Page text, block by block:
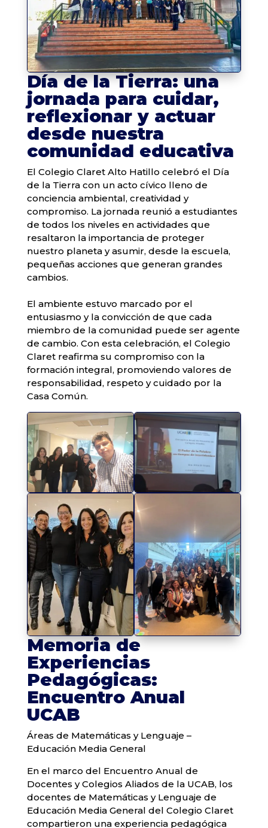
Día de la Tierra: una
jornada para cuidar,
reflexionar y actuar
desde nuestra
comunidad educativa
El Colegio Claret Alto Hatillo celebró el Día
de la Tierra con un acto cívico lleno de
conciencia ambiental, creatividad y
compromiso. La jornada reunió a estudiantes
de todos los niveles en actividades que
resaltaron la importancia de proteger
nuestro planeta y asumir, desde la escuela,
pequeñas acciones que generan grandes
cambios.
El ambiente estuvo marcado por el
entusiasmo y la convicción de que cada
miembro de la comunidad puede ser agente
de cambio. Con esta celebración, el Colegio
Claret reafirma su compromiso con la
formación integral, promoviendo valores de
responsabilidad, respeto y cuidado por la
Casa Común.
Memoria de
Experiencias
Pedagógicas:
Encuentro Anual
UCAB
​Áreas de Matemáticas y Lenguaje –
Educación Media General
​En el marco del Encuentro Anual de
Docentes y Colegios Aliados de la UCAB, los
docentes de Matemáticas y Lenguaje de
Educación Media General del Colegio Claret
compartieron una experiencia pedagógica